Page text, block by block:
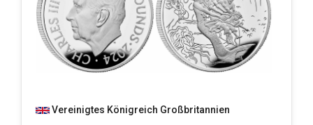
Vereinigtes Königreich Großbritannien